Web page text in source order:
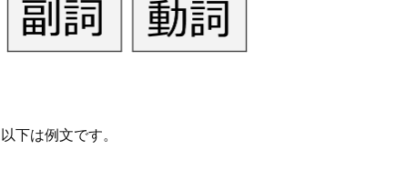
以下は例文です。